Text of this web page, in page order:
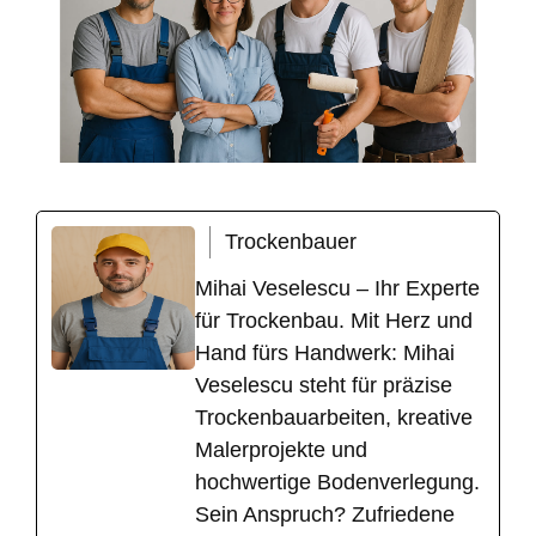
Trockenbauer
Mihai Veselescu – Ihr Experte
für Trockenbau. Mit Herz und
Hand fürs Handwerk: Mihai
Veselescu steht für präzise
Trockenbauarbeiten, kreative
Malerprojekte und
hochwertige Bodenverlegung.
Sein Anspruch? Zufriedene